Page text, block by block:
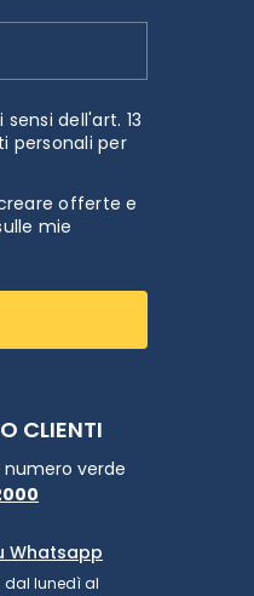
dell'art. 13
personali per
offerte e
mie
CLIENTI
numero verde
Whatsapp
lunedì al